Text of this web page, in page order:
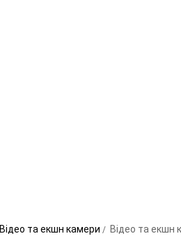
Відео та екшн камери Відео та екшн